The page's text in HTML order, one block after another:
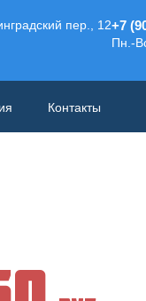
пер., 12+7
Пн.-
Контакты